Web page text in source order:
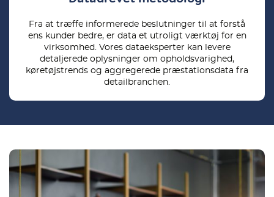
Fra at træffe informerede beslutninger til at forstå
ens kunder bedre, er data et utroligt værktøj for en
virksomhed. Vores dataeksperter kan levere
detaljerede oplysninger om opholdsvarighed,
køretøjstrends og aggregerede præstationsdata fra
detailbranchen.